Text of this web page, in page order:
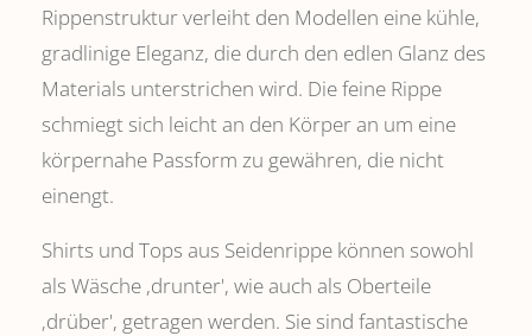
Rippenstruktur verleiht den Modellen eine kühle,
gradlinige Eleganz, die durch den edlen Glanz des
Materials unterstrichen wird. Die feine Rippe
schmiegt sich leicht an den Körper an um eine
körpernahe Passform zu gewähren, die nicht
einengt.
Shirts und Tops aus Seidenrippe können sowohl
als Wäsche ,drunter', wie auch als Oberteile
‚drüber', getragen werden. Sie sind fantastische